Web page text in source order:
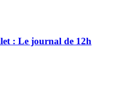
: Le journal de 12h